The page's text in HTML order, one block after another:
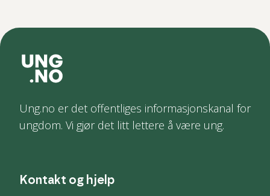
Ung.no er det offentliges informasjonskanal for
ungdom. Vi gjør det litt lettere å være ung.
Kontakt og hjelp